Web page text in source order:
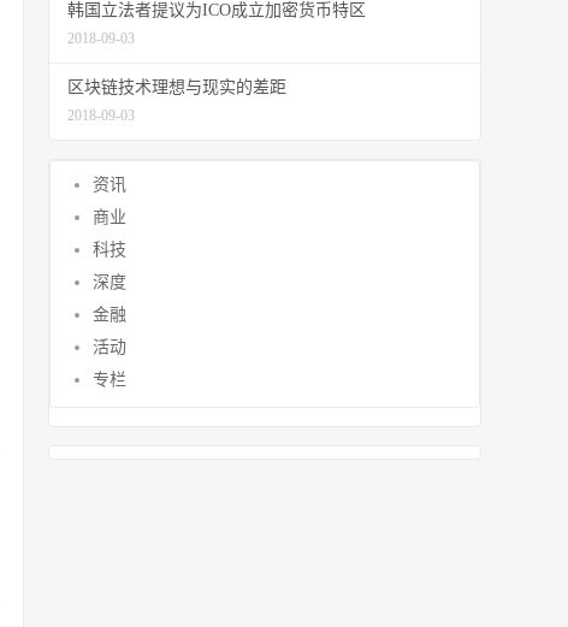
韩国立法者提议为ICO成立加密货币特区
2018-09-03
区块链技术理想与现实的差距
2018-09-03
资讯
商业
科技
深度
金融
活动
专栏